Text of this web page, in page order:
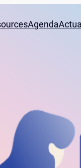
Agenda